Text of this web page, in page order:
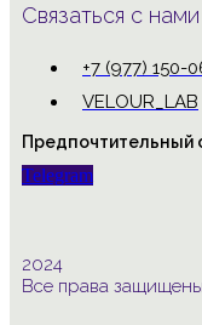
Связаться с нами
+7 (977) 150-
VELOUR_LAB
Предпочтительный
Telegram
2024
Все права защищены